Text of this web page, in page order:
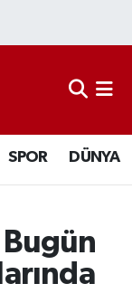
SPOR DÜNYA
Bugün